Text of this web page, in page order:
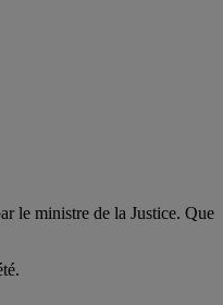
le ministre de la Justice. Que